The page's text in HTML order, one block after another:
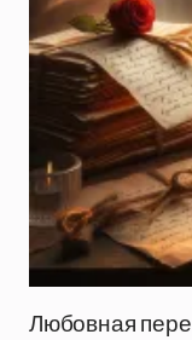
Любовная